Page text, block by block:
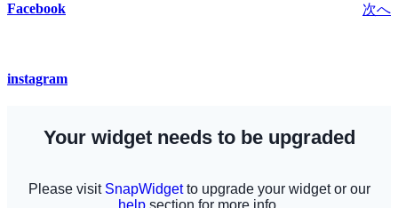
次へ
Facebook
instagram